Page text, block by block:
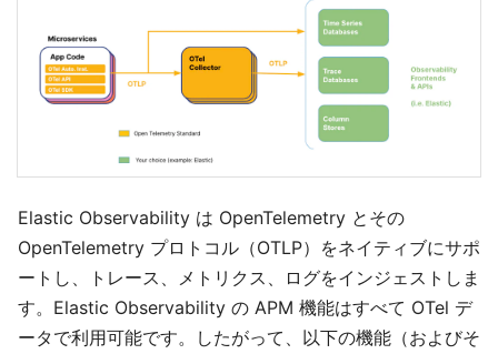
Elastic Observability は OpenTelemetry とその
OpenTelemetry プロトコル（OTLP）をネイティブにサポ
ートし、トレース、メトリクス、ログをインジェストしま
す。Elastic Observability の APM 機能はすべて OTel デ
ータで利用可能です。したがって、以下の機能（およびそ